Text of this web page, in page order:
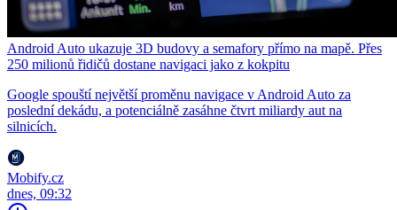
Android Auto ukazuje 3D budovy a semafory přímo na mapě. Přes
250 milionů řidičů dostane navigaci jako z kokpitu
Google spouští největší proměnu navigace v Android Auto za
poslední dekádu, a potenciálně zasáhne čtvrt miliardy aut na
silnicích.
Mobify.cz
dnes, 09:32